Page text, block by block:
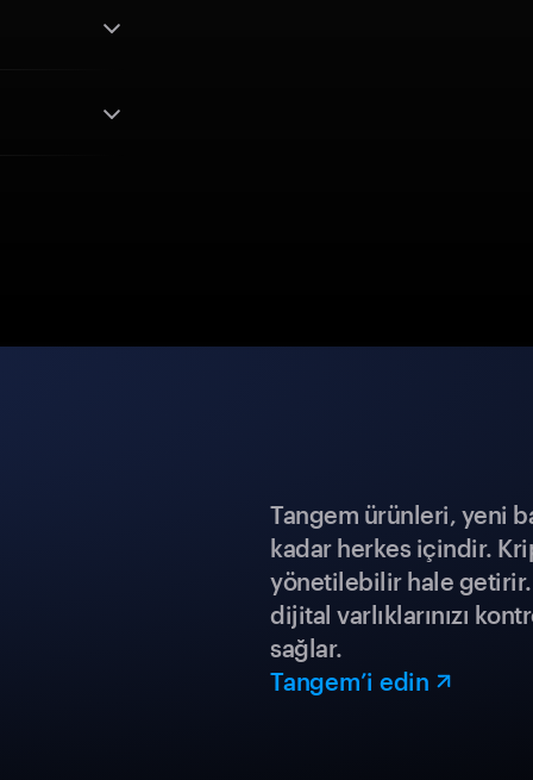
Tangem ürünleri, yeni
kadar herkes içindir.
yönetilebilir hale
dijital varlıklarınızı
sağlar.
Tangem’i edin